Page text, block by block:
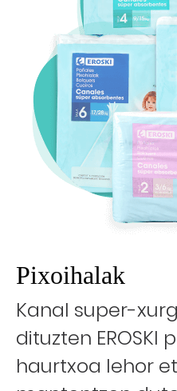
Paper-zapiak
Haurrentzako
Haurren elikadura
Pixoihalak
Kanal super-
dituzten EROSKI
haurtxoa lehor